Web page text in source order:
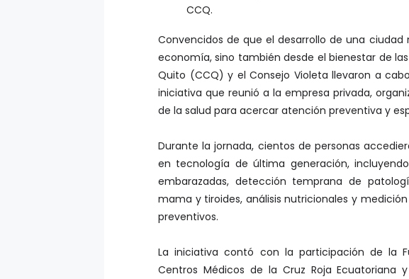
CCQ.
Convencidos de que el desarrollo de una
economía, sino también desde el bienestar de
Quito (CCQ) y el Consejo Violeta llevaron a
iniciativa que reunió a la empresa privada,
de la salud para acercar atención preventiva y
Durante la jornada, cientos de personas
en tecnología de última generación,
embarazadas, detección temprana de
mama y tiroides, análisis nutricionales y
preventivos.
La iniciativa contó con la participación de la
Centros Médicos de la Cruz Roja Ecuatoriana